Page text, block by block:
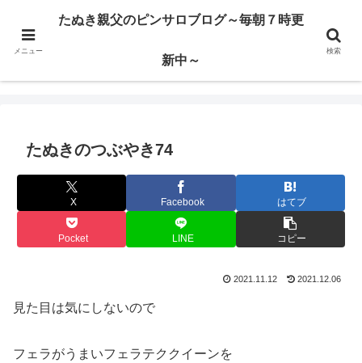
ハードサービス嬢を求めて3000回ピンサロで遊んだ親父
たぬき親父のピンサロブログ～毎朝７時更新中～
たぬきのつぶやき74
X Facebook はてブ
Pocket LINE コピー
2021.11.12 2021.12.06
見た目は気にしないので
フェラがうまいフェラテククイーンを
メニュー
たぬき親父のピンサロブログ～毎朝７時更
新中～
検索